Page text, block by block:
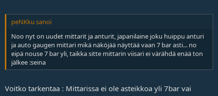
peNKku sanoi
Noo nyt on uudet mittarit ja anturit, japanilaine joku huippu anturi
ja auto gaugen mittari mikä näköjää näyttää vaan 7 bar asti... no
eipä nouse 7 bar yli, taikka sitte mittarin viisari ei värähdä enää ton
jälkee :seina
Voitko tarkentaa : Mittarissa ei ole asteikkoa yli 7bar vai